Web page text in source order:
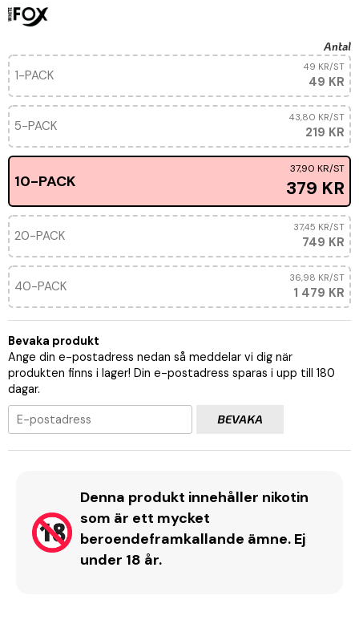
Antal
1-PACK 49 KR
49 KR/ST
5-PACK 219 KR
43,80 KR/ST
10-PACK 379 KR
37,90 KR/ST
20-PACK 749 KR
37,45 KR/ST
40-PACK 1 479 KR
36,98 KR/ST
Bevaka produkt
Ange din e-postadress nedan så meddelar vi dig när
produkten finns i lager! Din e-postadress sparas i upp till 180
dagar.
BEVAKA
Denna produkt innehåller nikotin
som är ett mycket
beroendeframkallande ämne. Ej
under 18 år.